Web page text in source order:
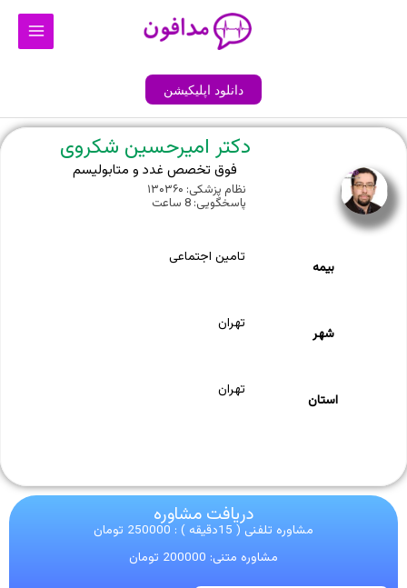
Main
دانلود اپلیکیشن
دکتر امیرحسین شکروی
فوق تخصص غدد و متابولیسم
نظام پزشکی: ۱۳۰۳۶۰
پاسخگویی: 8 ساعت
بیمه
تامین اجتماعی
شهر
تهران
استان
تهران
دریافت مشاوره
مشاوره تلفنی ( 15دقیقه ) : 250000 تومان
مشاوره متنی: 200000 تومان